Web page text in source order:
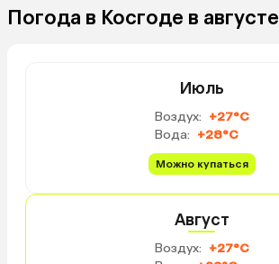
Погода в Косгоде в августе
Июль
Воздух: +27°C
Вода: +28°C
Можно купаться
Август
Воздух: +27°C